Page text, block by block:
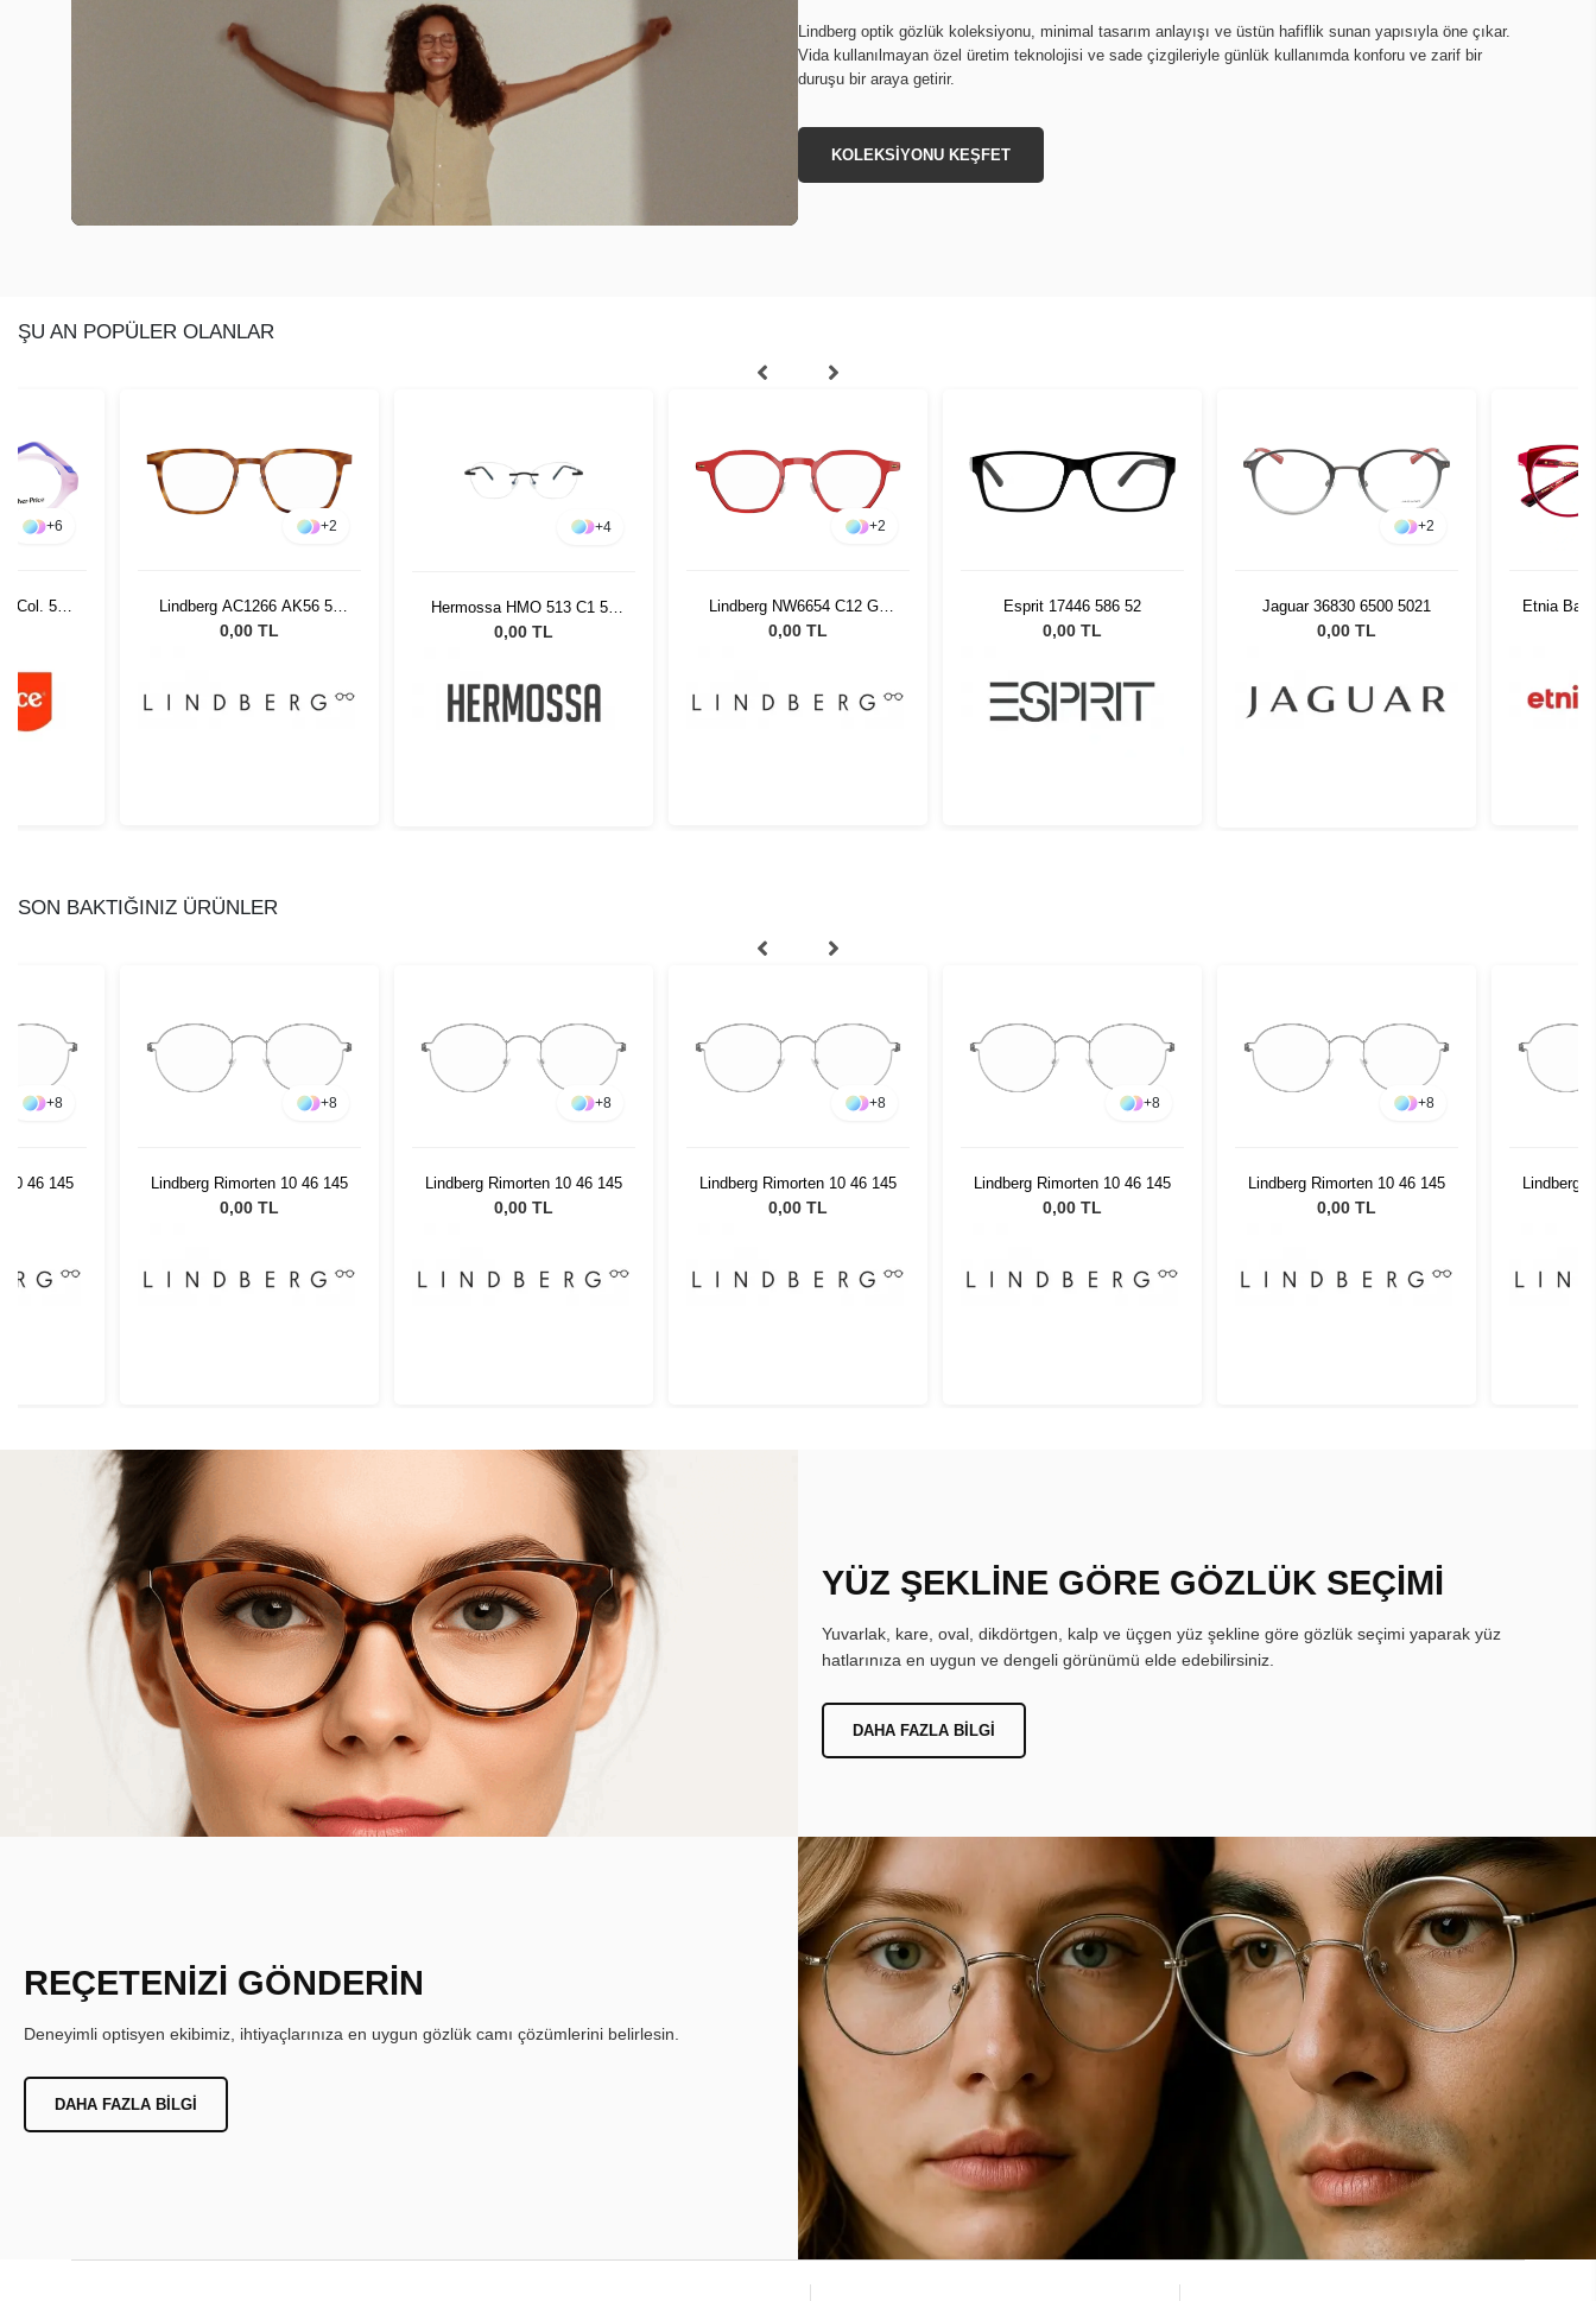
Lindberg optik gözlük koleksiyonu, minimal tasarım anlayışı ve üstün hafiflik sunan yapısıyla öne çıkar.
Vida kullanılmayan özel üretim teknolojisi ve sade çizgileriyle günlük kullanımda konforu ve zarif bir
duruşu bir araya getirir.
KOLEKSİYONU KEŞFET
ŞU AN POPÜLER OLANLAR
+6
Col. 520
+2
Lindberg AC1266 AK56 52
145
0,00 TL
+4
Hermossa HMO 513 C1 54
17
0,00 TL
+2
Lindberg NW6654 C12 GT
44 804
0,00 TL
Esprit 17446 586 52
0,00 TL
+2
Jaguar 36830 6500 5021
0,00 TL
Etnia
SON BAKTIĞINIZ ÜRÜNLER
+8
10 46 145
+8
Lindberg Rimorten 10 46 145
0,00 TL
+8
Lindberg Rimorten 10 46 145
0,00 TL
+8
Lindberg Rimorten 10 46 145
0,00 TL
+8
Lindberg Rimorten 10 46 145
0,00 TL
+8
Lindberg Rimorten 10 46 145
0,00 TL
Lindberg
YÜZ ŞEKLİNE GÖRE GÖZLÜK SEÇİMİ
Yuvarlak, kare, oval, dikdörtgen, kalp ve üçgen yüz şekline göre gözlük seçimi yaparak yüz
hatlarınıza en uygun ve dengeli görünümü elde edebilirsiniz.
DAHA FAZLA BILGI
REÇETENİZİ GÖNDERİN
Deneyimli optisyen ekibimiz, ihtiyaçlarınıza en uygun gözlük camı çözümlerini belirlesin.
DAHA FAZLA BILGI